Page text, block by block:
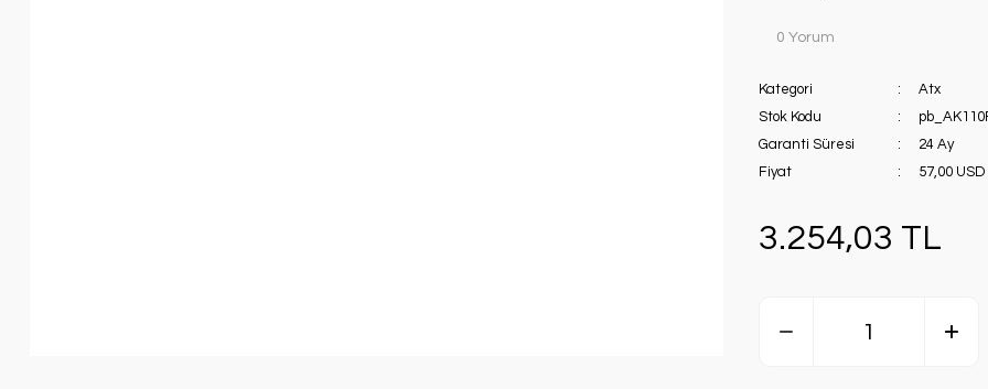
0 Yorum
Kategori
Atx
Stok Kodu
Garanti Süresi
24 Ay
Fiyat
57,00
3.254,03 TL